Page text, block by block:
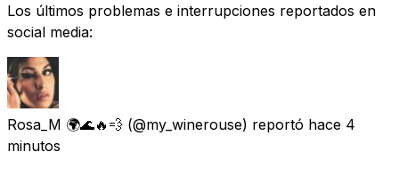
Los últimos problemas e interrupciones reportados en
social media:
Rosa_M 🌍🌊🔥💨 (@my_winerouse) reportó hace 4
minutos